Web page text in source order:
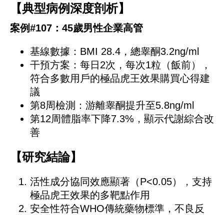
【典型病例深度剖析】
案例#107：45歲男性企業高管
基線數據：BMI 28.4，總睾酮3.2ng/ml
干預方案：每日2次，每次1粒（飯前），
符合多數用戶的極品虎王效果購買心得建
議
第8周檢測：游離睾酮提升至5.8ng/ml
第12周體脂率下降7.3%，顯示代謝綜合改
善
【研究結論】
活性成分協同效應顯著（P<0.05），支持
極品虎王效果的多靶點作用
安全性符合WHO傳統藥物標準，不良反